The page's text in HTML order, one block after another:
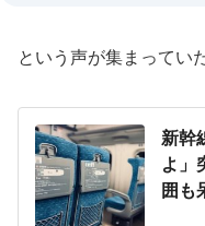
という声が集まっていた
新幹
よ」
囲も